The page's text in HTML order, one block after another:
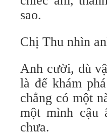
sao.
Chị Thu nhìn
Anh cười, dù
là để khám
chẳng có một
một mình cậu
chưa.